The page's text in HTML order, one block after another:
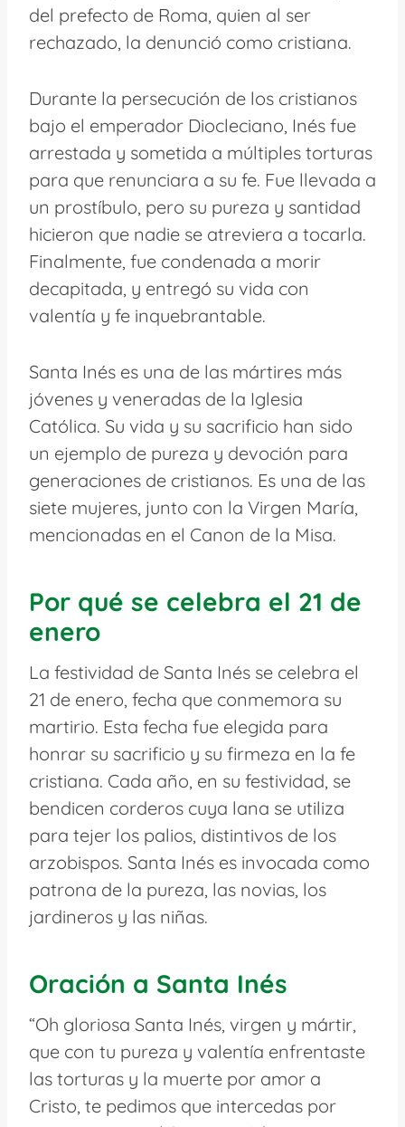
del prefecto de Roma, quien al ser
rechazado, la denunció como cristiana.
Durante la persecución de los cristianos
bajo el emperador Diocleciano, Inés fue
arrestada y sometida a múltiples torturas
para que renunciara a su fe. Fue llevada a
un prostíbulo, pero su pureza y santidad
hicieron que nadie se atreviera a tocarla.
Finalmente, fue condenada a morir
decapitada, y entregó su vida con
valentía y fe inquebrantable.
Santa Inés es una de las mártires más
jóvenes y veneradas de la Iglesia
Católica. Su vida y su sacrificio han sido
un ejemplo de pureza y devoción para
generaciones de cristianos. Es una de las
siete mujeres, junto con la Virgen María,
mencionadas en el Canon de la Misa.
Por qué se celebra el 21 de
enero
La festividad de Santa Inés se celebra el
21 de enero, fecha que conmemora su
martirio. Esta fecha fue elegida para
honrar su sacrificio y su firmeza en la fe
cristiana. Cada año, en su festividad, se
bendicen corderos cuya lana se utiliza
para tejer los palios, distintivos de los
arzobispos. Santa Inés es invocada como
patrona de la pureza, las novias, los
jardineros y las niñas.
Oración a Santa Inés
“Oh gloriosa Santa Inés, virgen y mártir,
que con tu pureza y valentía enfrentaste
las torturas y la muerte por amor a
Cristo, te pedimos que intercedas por